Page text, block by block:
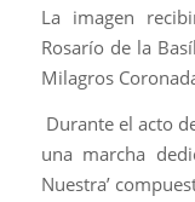
La imagen
Rosarío de la
Milagros
Durante el acto
una marcha
Nuestra’